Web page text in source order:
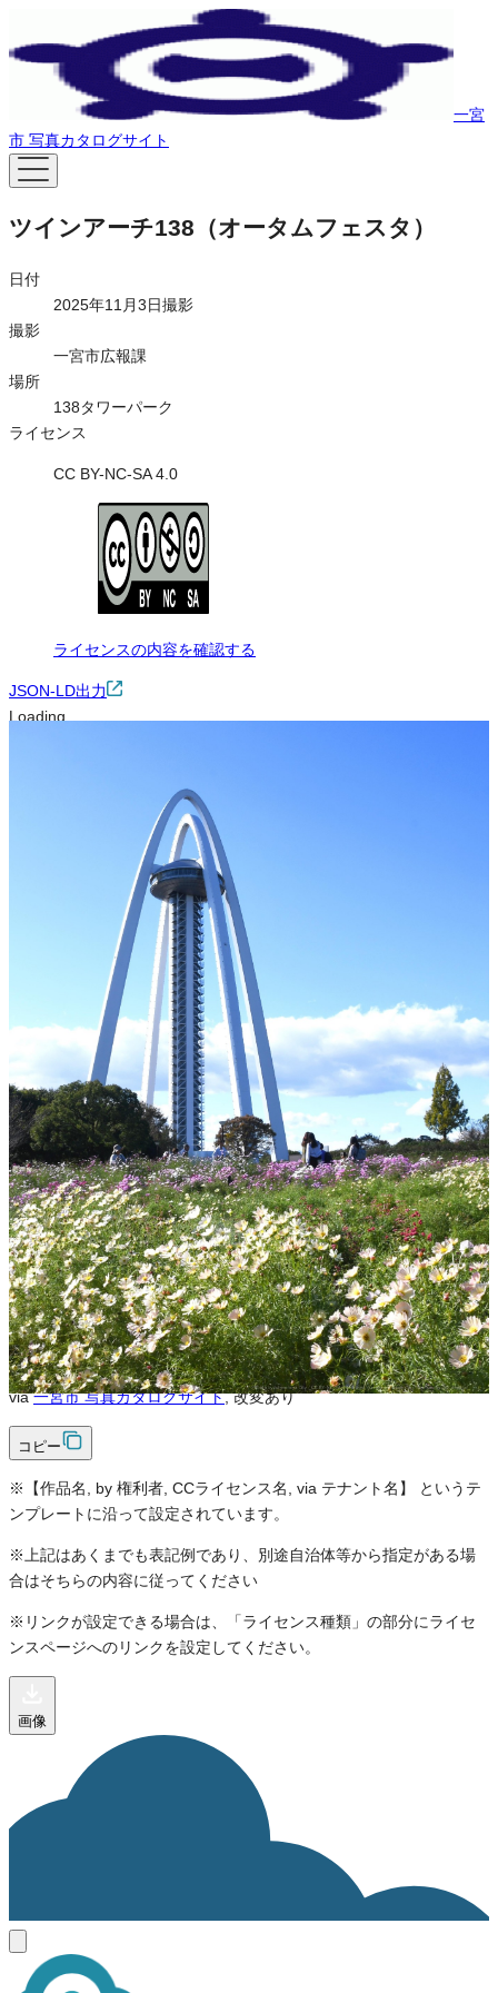
一宮
市 写真カタログサイト
ツインアーチ138（オータムフェスタ）
日付
2025年11月3日撮影
撮影
一宮市広報課
場所
138タワーパーク
ライセンス
CC BY-NC-SA 4.0
ライセンスの内容を確認する
JSON-LD出力
Loading...
この画像は、非営利の範囲でご利用いただけます。ただし、トリミ
ング・色変更などの改変をして配布・公開する場合は、同じライセ
ンス（CC BY-NC-SA）を適用してください。クレジット表記は必須
利用規約 も適用されます。
不可
条件付き 条件付き
クレジット表記
必須
クレジット表記例
出典：“ツインアーチ138（オータムフェスタ）”,CC BY-NC-SA 4.0,
via一宮市 写真カタログサイト
コピー
＜改変した場合＞クレジット表記例
出典：“ツインアーチ138（オータムフェスタ）”,CC BY-NC-SA 4.0,
via一宮市 写真カタログサイト, 改変あり
コピー
※【作品名, by 権利者, CCライセンス名, via テナント名】 というテ
ンプレートに沿って設定されています。
※上記はあくまでも表記例であり、別途自治体等から指定がある場
合はそちらの内容に従ってください
※リンクが設定できる場合は、「ライセンス種類」の部分にライセ
ンスページへのリンクを設定してください。
画像